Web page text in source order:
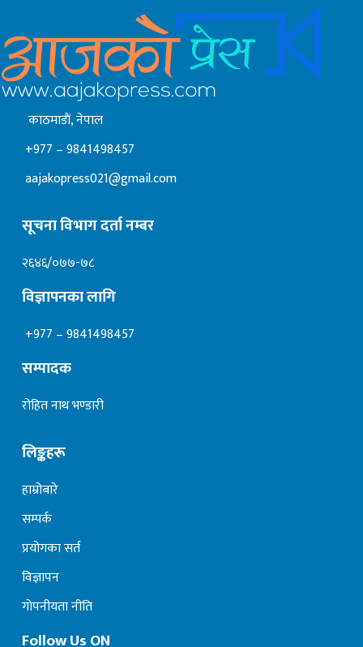
काठमाडाैं, नेपाल
+977 – 9841498457
aajakopress021@gmail.com
सूचना विभाग दर्ता नम्बर
२६४६/०७७-७८
विज्ञापनका लागि
+977 – 9841498457
सम्पादक
रोहित नाथ भण्डारी
लिङ्कहरू
हाम्रोबारे
सम्पर्क
प्रयोगका सर्त
विज्ञापन
गोपनीयता नीति
Follow Us ON